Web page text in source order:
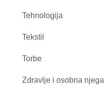
Tehnologija
Tekstil
Torbe
Zdravlje i osobna njega